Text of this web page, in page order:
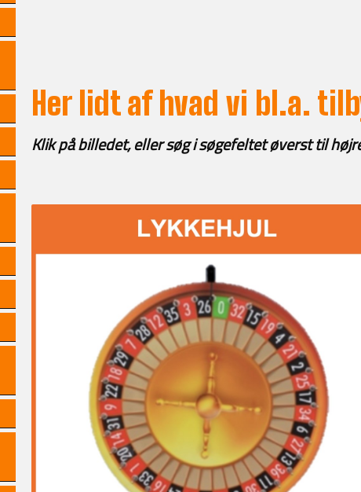
Her lidt af hvad vi bl.a.
Klik på billedet, eller søg i søgefeltet øverst til